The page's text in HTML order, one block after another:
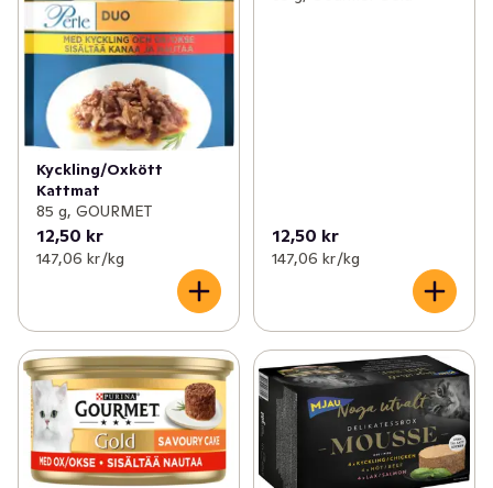
Kyckling/Oxkött
Kattmat
85 g, GOURMET
12,50 kr
147,06 kr /kg
12,50 kr
147,06 kr /kg